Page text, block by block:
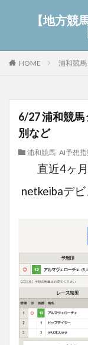
【地方競
HOME 浦和競
6/27 浦和競
別など
浦和競馬 AI予想指
直近4ヶ
netkeibaデ